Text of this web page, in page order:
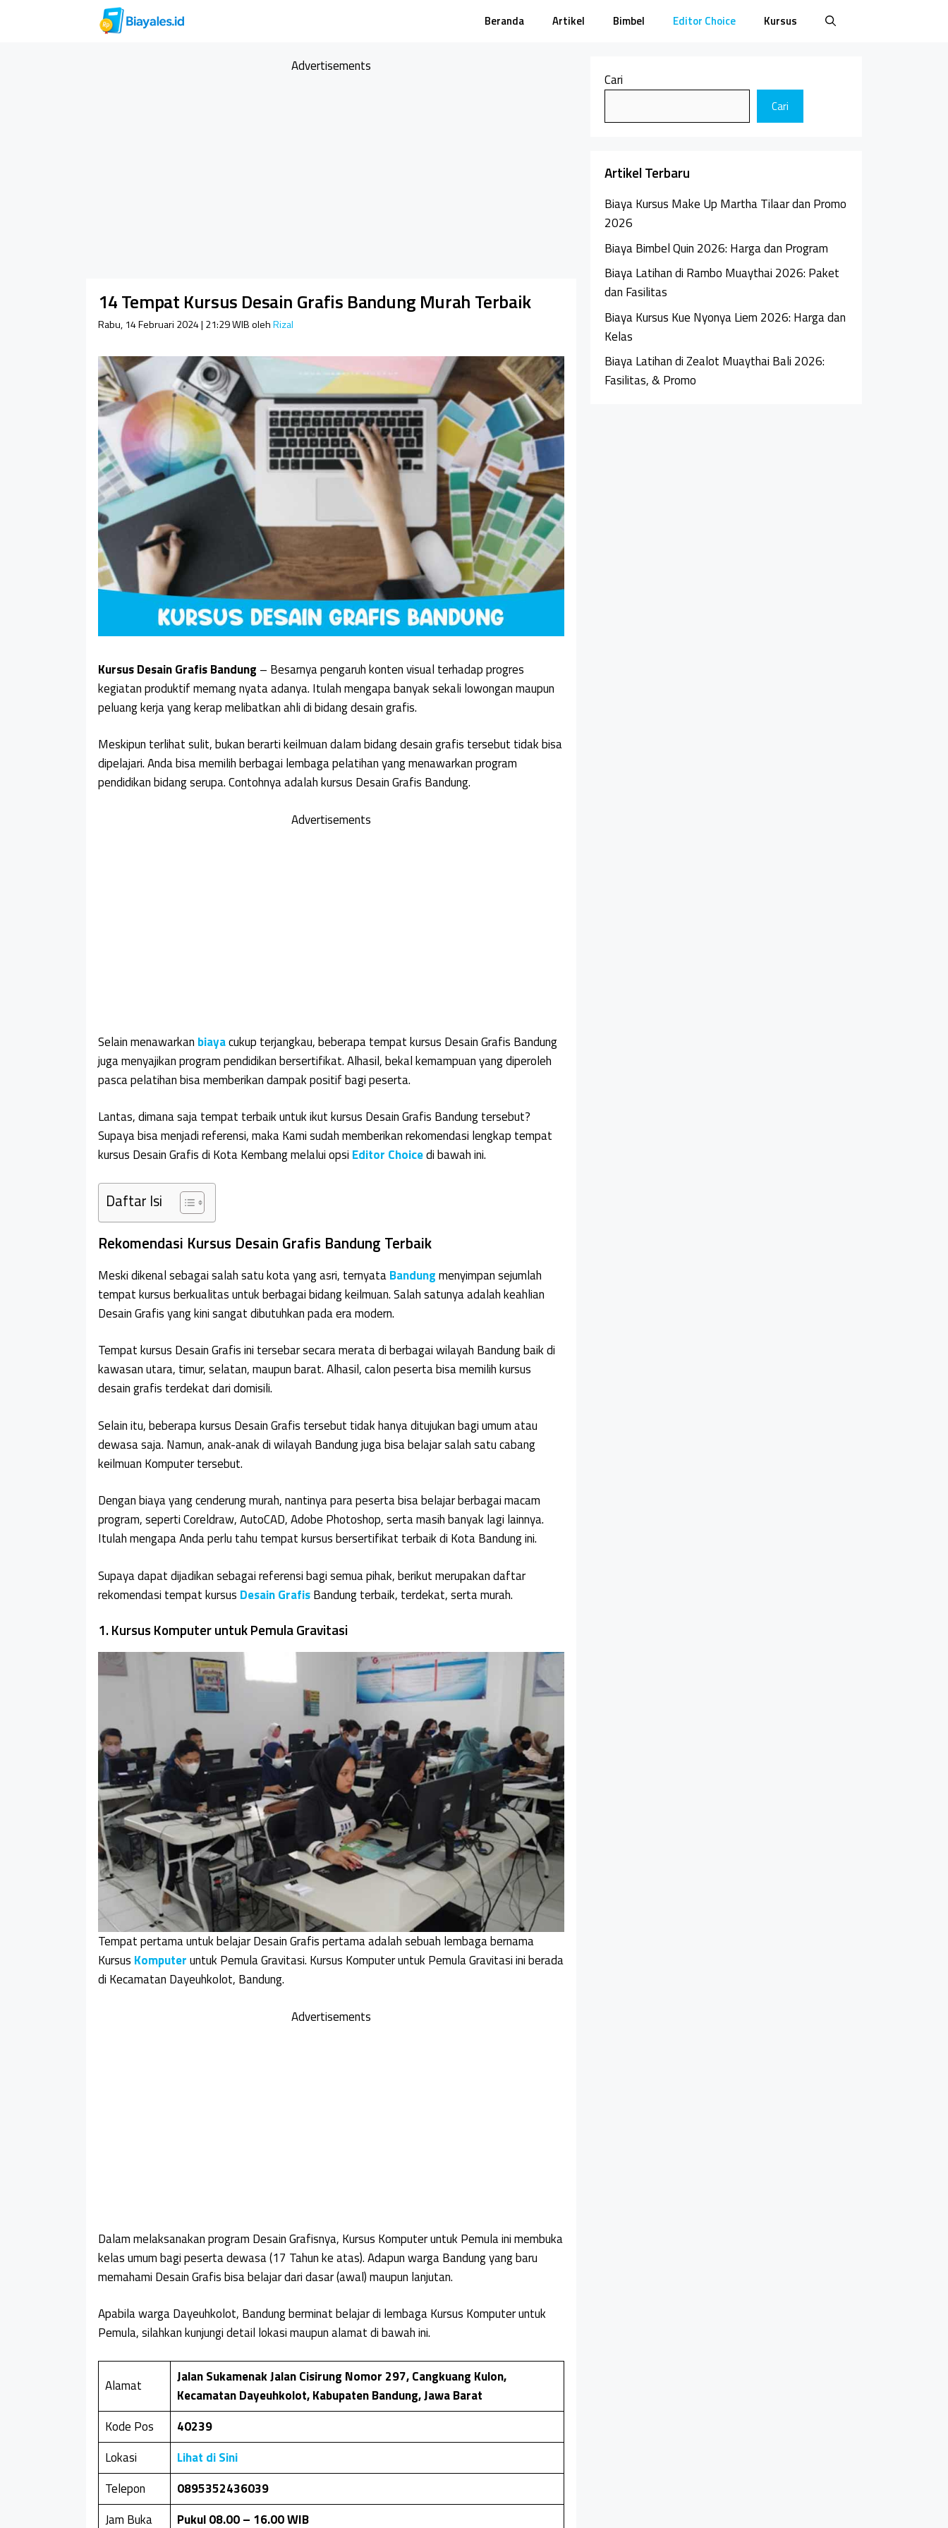
Beranda Artikel Bimbel Editor Choice Kursus
Advertisements
14 Tempat Kursus Desain Grafis Bandung Murah Terbaik
Rabu, 14 Februari 2024 | 21:29 WIBolehRizal
Kursus Desain Grafis Bandung – Besarnya pengaruh konten visual terhadap progres
kegiatan produktif memang nyata adanya. Itulah mengapa banyak sekali lowongan maupun
peluang kerja yang kerap melibatkan ahli di bidang desain grafis.
Meskipun terlihat sulit, bukan berarti keilmuan dalam bidang desain grafis tersebut tidak bisa
dipelajari. Anda bisa memilih berbagai lembaga pelatihan yang menawarkan program
pendidikan bidang serupa. Contohnya adalah kursus Desain Grafis Bandung.
Advertisements
Selain menawarkan biayacukup terjangkau, beberapa tempat kursus Desain Grafis Bandung
juga menyajikan program pendidikan bersertifikat. Alhasil, bekal kemampuan yang diperoleh
pasca pelatihan bisa memberikan dampak positif bagi peserta.
Lantas, dimana saja tempat terbaik untuk ikut kursus Desain Grafis Bandung tersebut?
Supaya bisa menjadi referensi, maka Kami sudah memberikan rekomendasi lengkap tempat
kursus Desain Grafis di Kota Kembang melalui opsi Editor Choicedi bawah ini.
Daftar Isi
Rekomendasi Kursus Desain Grafis Bandung Terbaik
Meski dikenal sebagai salah satu kota yang asri, ternyataBandungmenyimpan sejumlah
tempat kursus berkualitas untuk berbagai bidang keilmuan. Salah satunya adalah keahlian
Desain Grafis yang kini sangat dibutuhkan pada era modern.
Tempat kursus Desain Grafis ini tersebar secara merata di berbagai wilayah Bandung baik di
kawasan utara, timur, selatan, maupun barat. Alhasil, calon peserta bisa memilih kursus
desain grafis terdekat dari domisili.
Selain itu, beberapa kursus Desain Grafis tersebut tidak hanya ditujukan bagi umum atau
dewasa saja. Namun, anak-anak di wilayah Bandung juga bisa belajar salah satu cabang
keilmuan Komputer tersebut.
Dengan biaya yang cenderung murah, nantinya para peserta bisa belajar berbagai macam
program, seperti Coreldraw, AutoCAD, Adobe Photoshop, serta masih banyak lagi lainnya.
Itulah mengapa Anda perlu tahu tempat kursus bersertifikat terbaik di Kota Bandung ini.
Supaya dapat dijadikan sebagai referensi bagi semua pihak, berikut merupakan daftar
rekomendasi tempat kursus Desain GrafisBandung terbaik, terdekat, serta murah.
1. Kursus Komputer untuk Pemula Gravitasi
Tempat pertama untuk belajar Desain Grafis pertama adalah sebuah lembaga bernama
Kursus Komputeruntuk Pemula Gravitasi. Kursus Komputer untuk Pemula Gravitasi ini berada
di Kecamatan Dayeuhkolot, Bandung.
Advertisements
Dalam melaksanakan program Desain Grafisnya, Kursus Komputer untuk Pemula ini membuka
kelas umum bagi peserta dewasa (17 Tahun ke atas). Adapun warga Bandung yang baru
memahami Desain Grafis bisa belajar dari dasar (awal) maupun lanjutan.
Apabila warga Dayeuhkolot, Bandung berminat belajar di lembaga Kursus Komputer untuk
Pemula, silahkan kunjungi detail lokasi maupun alamat di bawah ini.
Alamat
Jalan Sukamenak Jalan Cisirung Nomor 297, Cangkuang Kulon,
Kecamatan Dayeuhkolot, Kabupaten Bandung, Jawa Barat
Kode Pos
40239
Lokasi
Lihat di Sini
Telepon
0895352436039
Jam Buka
Pukul 08.00 – 16.00 WIB
Cari
Cari
Artikel Terbaru
Biaya Kursus Make Up Martha Tilaar dan Promo
2026
Biaya Bimbel Quin 2026: Harga dan Program
Biaya Latihan di Rambo Muaythai 2026: Paket
dan Fasilitas
Biaya Kursus Kue Nyonya Liem 2026: Harga dan
Kelas
Biaya Latihan di Zealot Muaythai Bali 2026:
Fasilitas, & Promo